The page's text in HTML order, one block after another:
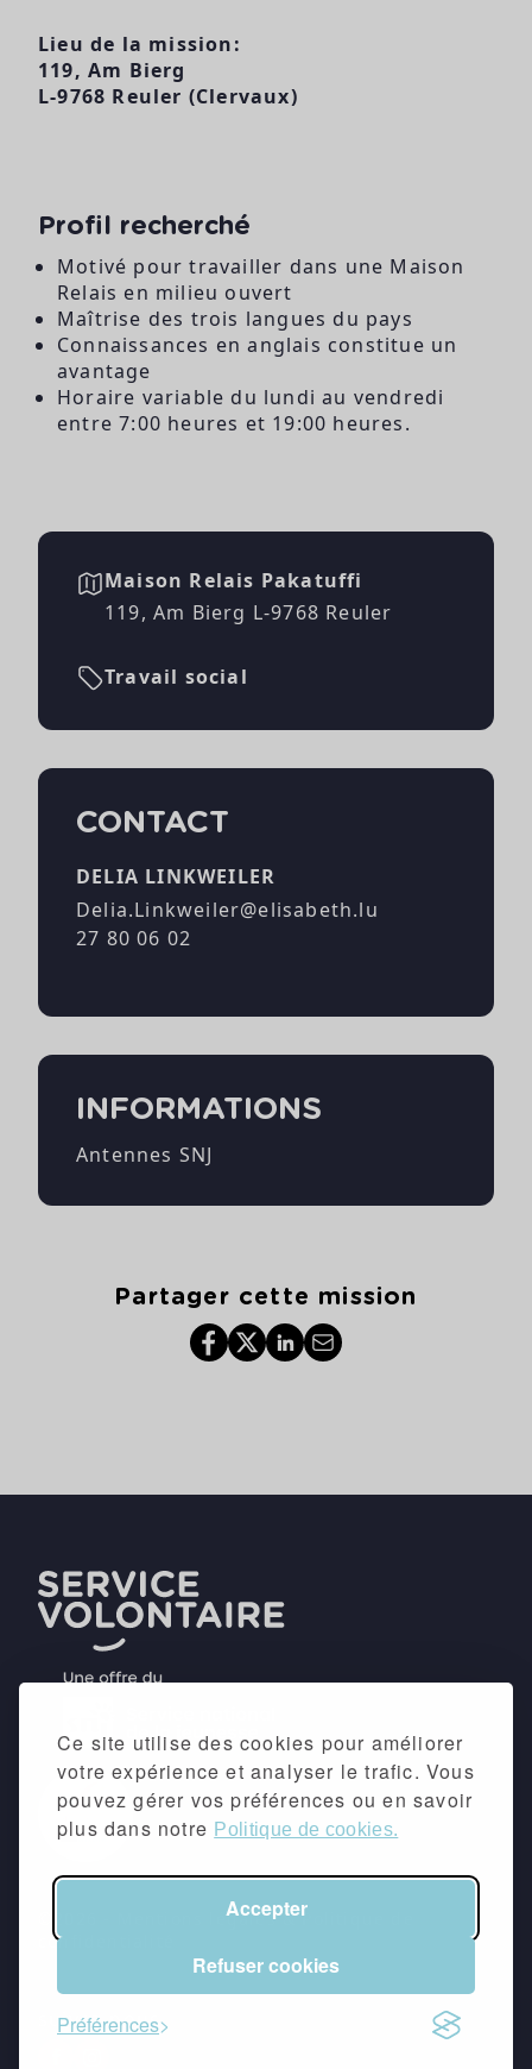
Ce site utilise des cookies pour améliorer
votre expérience et analyser le trafic. Vous
pouvez gérer vos préférences ou en savoir
plus dans notre Politique de cookies.
Accepter
Refuser cookies
Préférences
Lieu de la mission:
119, Am Bierg
L-9768 Reuler (Clervaux)
Profil recherché
Motivé pour travailler dans une Maison
Relais en milieu ouvert
Maîtrise des trois langues du pays
Connaissances en anglais constitue un
avantage
Horaire variable du lundi au vendredi
entre 7:00 heures et 19:00 heures.
Maison Relais Pakatuffi
119, Am Bierg L-9768 Reuler
Travail social
CONTACT
DELIA LINKWEILER
Delia.Linkweiler@elisabeth.lu
27 80 06 02
INFORMATIONS
Antennes SNJ
Partager cette mission
Mentions légales&Politique de
confidentialité
suivez-nous